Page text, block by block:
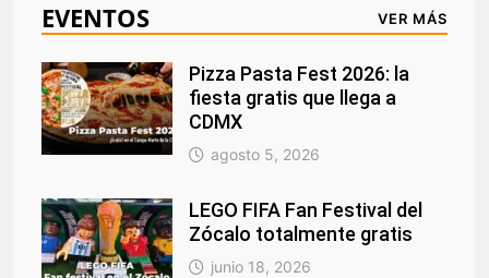
EVENTOS VER MÁS
Pizza Pasta Fest 2026: la
fiesta gratis que llega a
CDMX
agosto 5, 2026
LEGO FIFA Fan Festival del
Zócalo totalmente gratis
junio 18, 2026